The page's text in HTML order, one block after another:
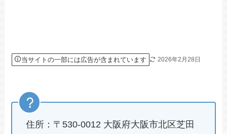
当サイトの一部には広告が含まれています 2026年2月28日
住所：〒530-0012 大阪府大阪市北区芝田